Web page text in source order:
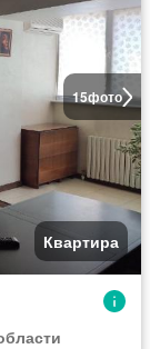
15фото
Квартира